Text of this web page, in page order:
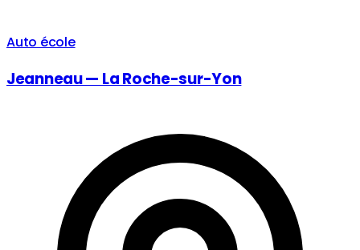
Auto école
Jeanneau — La Roche-sur-Yon